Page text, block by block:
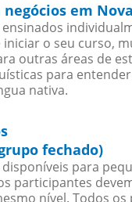
em
o seu curso,
outras áreas de
para
nativa.
fechado)
para
participantes
nível. Todos